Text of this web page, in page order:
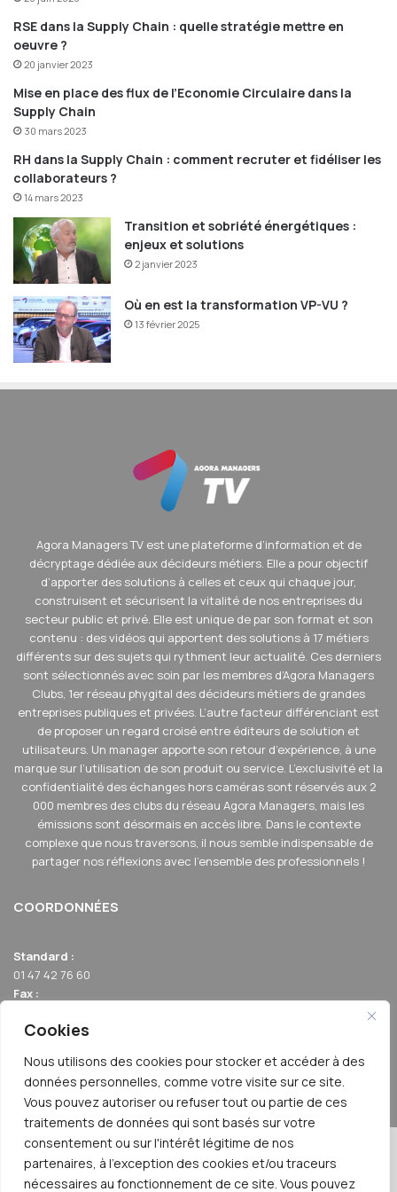
Cookies
Nous utilisons des cookies pour stocker et accéder à des
données personnelles, comme votre visite sur ce site.
Vous pouvez autoriser ou refuser tout ou partie de ces
traitements de données qui sont basés sur votre
consentement ou sur l'intérêt légitime de nos
partenaires, à l'exception des cookies et/ou traceurs
nécessaires au fonctionnement de ce site. Vous pouvez
l’entreprise.
Interview réalisée par Jean-Philippe GUILLAUME,
la rédactionde
Agroalimentaire
CARREFOUR
Distribution
RSE dans la Supply Chain : quelle stratégie mettre en
oeuvre ?
20 janvier 2023
Mise en place des flux de l’Economie Circulaire dans la
Supply Chain
30 mars 2023
RH dans la Supply Chain : comment recruter et fidéliser les
collaborateurs ?
14 mars 2023
Transition et sobriété énergétiques :
enjeux et solutions
2 janvier 2023
Où en est la transformation VP-VU ?
13 février 2025
Agora Managers TV est une plateforme d’information et de
décryptage dédiée aux décideurs métiers. Elle a pour objectif
d’apporter des solutions à celles et ceux qui chaque jour,
construisent et sécurisent la vitalité de nos entreprises du
secteur public et privé. Elle est unique de par son format et son
contenu : des vidéos qui apportent des solutions à 17 métiers
différents sur des sujets qui rythment leur actualité. Ces derniers
sont sélectionnés avec soin par les membres d’Agora Managers
Clubs, 1er réseau phygital des décideurs métiers de grandes
entreprises publiques et privées. L’autre facteur différenciant est
de proposer un regard croisé entre éditeurs de solution et
utilisateurs. Un manager apporte son retour d’expérience, à une
marque sur l’utilisation de son produit ou service. L’exclusivité et la
confidentialité des échanges hors caméras sont réservés aux 2
000 membres des clubs du réseau Agora Managers, mais les
émissions sont désormais en accès libre. Dans le contexte
complexe que nous traversons, il nous semble indispensable de
partager nos réflexions avec l'ensemble des professionnels !
COORDONNÉES
Standard :
01 47 42 76 60
Fax :
Email :
Adresse :
42 avenue de la Grande Armée 75017 PARIS
© 2026 | AGORA MANAGERS TV
Contact
Confidentialité C.G.U Mentions Légales